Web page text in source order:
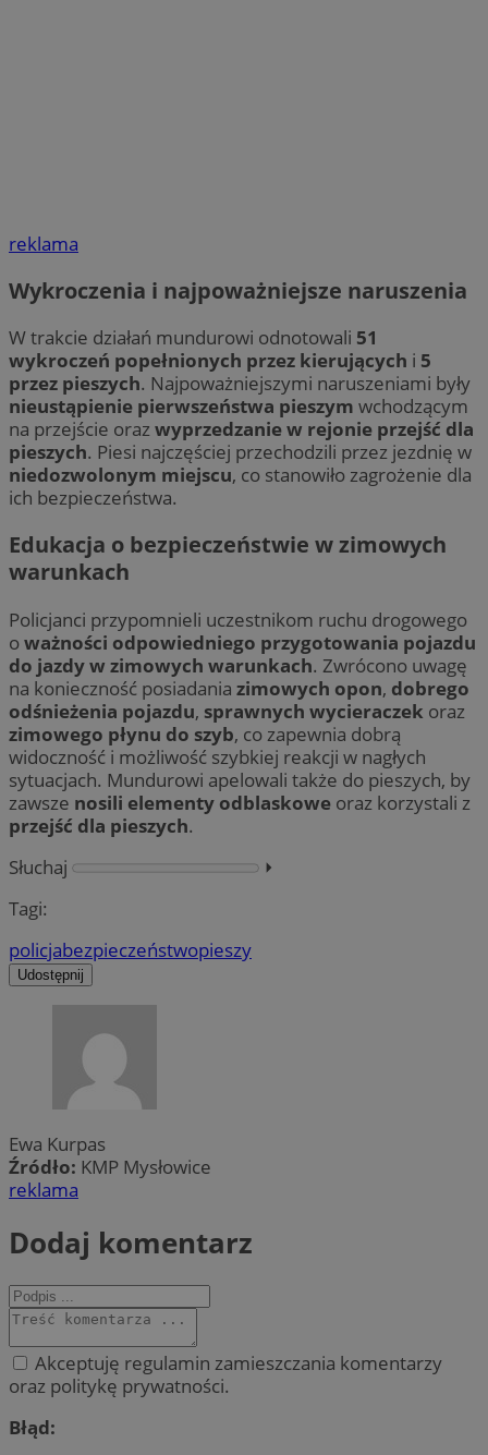
reklama
Wykroczenia i najpoważniejsze naruszenia
W trakcie działań mundurowi odnotowali 51
wykroczeń popełnionych przez kierujących i 5
przez pieszych. Najpoważniejszymi naruszeniami były
nieustąpienie pierwszeństwa pieszym wchodzącym
na przejście orazwyprzedzanie w rejonie przejść dla
pieszych. Piesi najczęściej przechodzili przez jezdnię w
niedozwolonym miejscu, co stanowiło zagrożenie dla
ich bezpieczeństwa.
Edukacja o bezpieczeństwie w zimowych
warunkach
Policjanci przypomnieli uczestnikom ruchu drogowego
oważności odpowiedniego przygotowania pojazdu
do jazdy w zimowych warunkach. Zwrócono uwagę
na konieczność posiadania zimowych opon, dobrego
odśnieżenia pojazdu, sprawnych wycieraczek oraz
zimowego płynu do szyb, co zapewnia dobrą
widoczność i możliwość szybkiej reakcji w nagłych
sytuacjach. Mundurowi apelowali także do pieszych, by
zawsze nosili elementy odblaskowe oraz korzystali z
przejść dla pieszych.
Słuchaj
⏵︎
Tagi:
policjabezpieczeństwopieszy
Udostępnij
Ewa Kurpas
Źródło: KMP Mysłowice
reklama
Dodaj komentarz
Akceptuję regulamin zamieszczania komentarzy
oraz politykę prywatności.
Błąd: